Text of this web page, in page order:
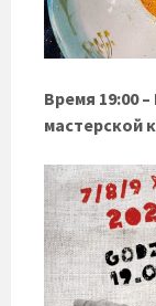
Время 19:00
мастерской